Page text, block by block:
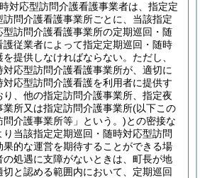
対応型訪問介護看護事業者は、指定定
問介護看護事業所ごとに、当該指定
型訪問介護看護事業所の定期巡回・随
従業者によって指定定期巡回・随時
提供しなければならない。 ただし、
応型訪問介護看護事業所が、適切に
応型訪問介護看護を利用者に提供す
、他の指定訪問介護事業所、指定夜
業所又は指定訪問介護事業所(以下この
介護事業所等」という。)との密接な
当該指定定期巡回・随時対応型訪問
的な運営を期待することができる場
処遇に支障がないときは、町長が地
と認める範囲内において、定期巡回